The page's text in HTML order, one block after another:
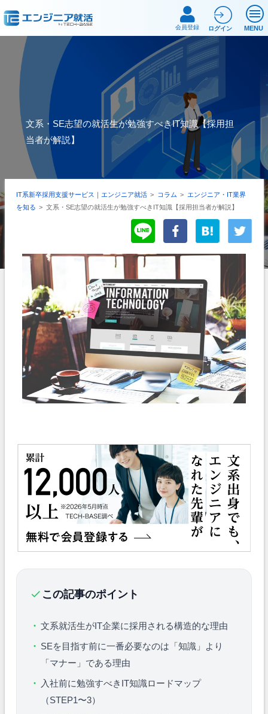
MENU
会員登録 ログイン
文系・SE志望の就活生が勉強すべきIT知識【採用担
当者が解説】
IT系新卒採用支援サービス｜エンジニア就活 > コラム > エンジニア・IT業界
を知る > 文系・SE志望の就活生が勉強すべきIT知識【採用担当者が解説】
この記事のポイント
文系就活生がIT企業に採用される構造的な理由
SEを目指す前に一番必要なのは「知識」より
「マナー」である理由
入社前に勉強すべきIT知識ロードマップ
（STEP1〜3）